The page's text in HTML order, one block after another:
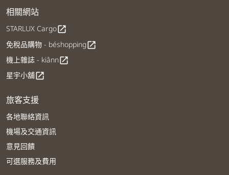
相關網站
STARLUX Cargoopen_in_new
免稅品購物 - béshoppingopen_in_new
機上雜誌 - kiânnopen_in_new
星宇小舖open_in_new
旅客支援
各地聯絡資訊
機場及交通資訊
意見回饋
可選服務及費用